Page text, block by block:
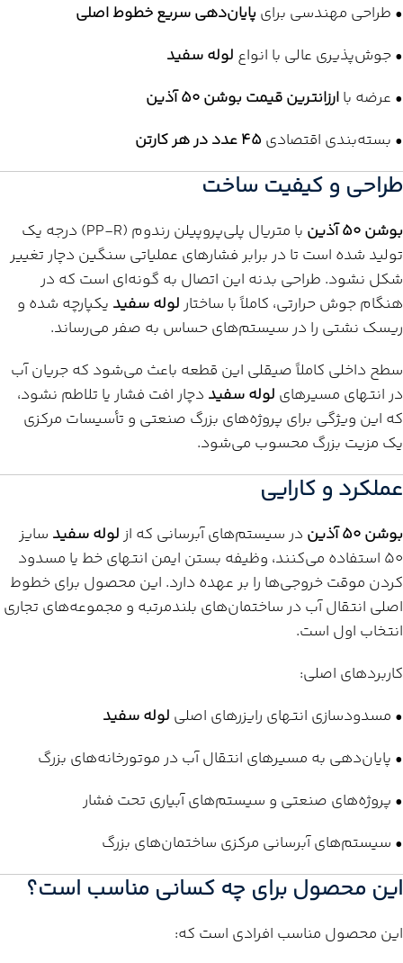
• طراحی مهندسی برای پایان‌دهی سریع خطوط اصلی
• جوش‌پذیری عالی با انواع لوله سفید
• عرضه باارزانترین قیمت بوشن 50 آذین
• بسته‌بندی اقتصادی45 عدد در هر کارتن
طراحی و کیفیت ساخت
بوشن 50 آذین
با متریال پلی‌پروپیلن رندوم (PP-R) درجه یک
تولید شده است تا در برابر فشارهای عملیاتی سنگین دچار تغییر
شکل نشود. طراحی بدنه این اتصال به گونه‌ای است که در
هنگام جوش حرارتی، کاملاً با ساختار لوله سفید یکپارچه شده و
ریسک نشتی را در سیستم‌های حساس به صفر می‌رساند.
سطح داخلی کاملاً صیقلی این قطعه باعث می‌شود که جریان آب
در انتهای مسیرهای لوله سفید دچار افت فشار یا تلاطم نشود،
که این ویژگی برای پروژه‌های بزرگ صنعتی و تأسیسات مرکزی
یک مزیت بزرگ محسوب می‌شود.
عملکرد و کارایی
بوشن 50 آذین در سیستم‌های آبرسانی که از لوله سفید سایز
50 استفاده می‌کنند، وظیفه بستن ایمن انتهای خط یا مسدود
کردن موقت خروجی‌ها را بر عهده دارد. این محصول برای خطوط
اصلی انتقال آب در ساختمان‌های بلندمرتبه و مجموعه‌های تجاری
انتخاب اول است.
کاربردهای اصلی:
• مسدودسازی انتهای رایزرهای اصلی لوله سفید
• پایان‌دهی به مسیرهای انتقال آب در موتورخانه‌های بزرگ
• پروژه‌های صنعتی و سیستم‌های آبیاری تحت فشار
• سیستم‌های آبرسانی مرکزی ساختمان‌های بزرگ
این محصول برای چه کسانی مناسب است؟
این محصول مناسب افرادی است که: